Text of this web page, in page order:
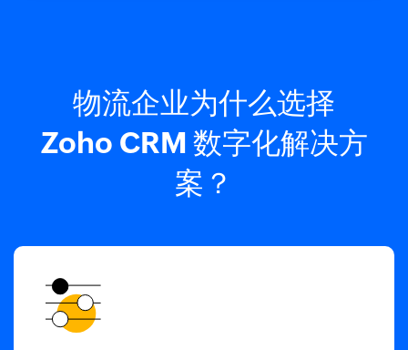
物流企业为什么选择
Zoho CRM 数字化解决方
案？